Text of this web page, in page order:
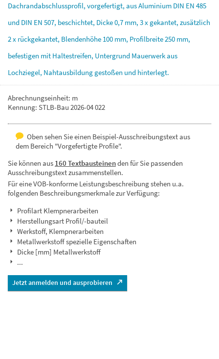
Dachrandabschlussprofil, vorgefertigt, ausAluminium DIN EN 485
und DIN EN 507, beschichtet, Dicke0,7 mm, 3x gekantet, zusätzlich
2x rückgekantet, Blendenhöhe 100 mm, Profilbreite250 mm,
befestigen mit Haltestreifen, Untergrund Mauerwerkaus
Lochziegel, Nahtausbildung gestoßen und hinterlegt.
Abrechnungseinheit: m
Kennung: STLB-Bau 2026-04 022
Oben sehen Sie einen Beispiel-Ausschreibungstext aus
dem Bereich "Vorgefertigte Profile".
Sie können aus 160 Textbausteinenden für Sie passenden
Ausschreibungstext zusammenstellen.
Für eine VOB-konforme Leistungsbeschreibung stehen u.a.
folgenden Beschreibungsmerkmale zur Verfügung:
Profilart Klempnerarbeiten
Herstellungsart Profil/-bauteil
Werkstoff, Klempnerarbeiten
Metallwerkstoff spezielle Eigenschaften
Dicke [mm] Metallwerkstoff
...
Jetzt anmelden und ausprobieren